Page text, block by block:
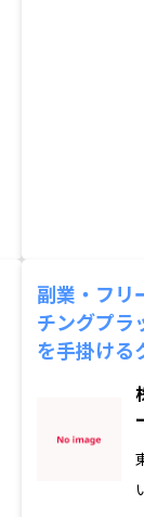
副業・フリ
チングプラ
を手掛ける